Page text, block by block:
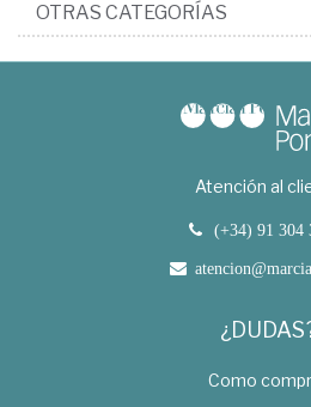
OTRAS CATEGORÍAS
Atención al
(+34) 91 304
Como